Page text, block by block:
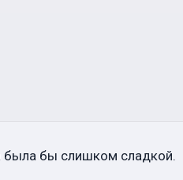
была бы слишком сладкой.